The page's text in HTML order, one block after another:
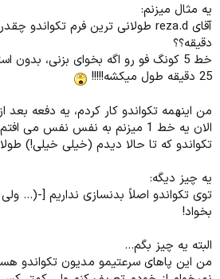
یه مثال میزنم:
دقیقه؟؟
خط 5 کونگ فو رو اگه بخوای بزنی،
25 دقیقه طول میکشه!!!!!
من اینهمه تکواندو کار کردم، یه دفعه
الان یه خط 1 میزنم به نفس نفس
تکواندو که تا حالا دیدم (خیلی خیلی!)
یه چیز دیگه:
توی تکواندو اصلاً بدنسازی نداریم [-(...
بخواد!
البته یه چیز بگم...
من این پاهای سرعتیمو مدیون تکواندو